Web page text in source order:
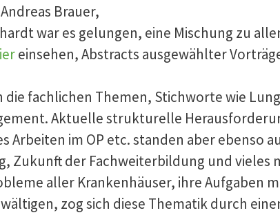
Brauer,
war es gelungen, eine Mischung zu
einsehen, Abstracts ausgewählter
die fachlichen Themen, Stichworte wie
Aktuelle strukturelle
Arbeiten im OP etc. standen aber ebenso
Zukunft der Fachweiterbildung und vieles
aller Krankenhäuser, ihre Aufgaben
zog sich diese Thematik durch